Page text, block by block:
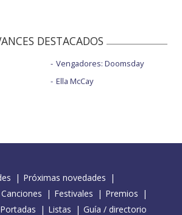
DESTACADOS
Vengadores: Doomsday
Ella McCay
Próximas novedades
Canciones Festivales
Premios
Portadas Listas Guía / directorio